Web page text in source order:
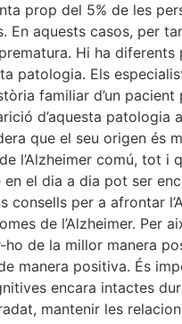
prop del 5% de les
aquests casos, per
Hi ha
patologia. Els
familiar d’un
d’aquesta
que el seu origen
l’Alzheimer comú, tot
el dia a dia pot ser
consells per a afrontar
de l’Alzheimer.
de la millor manera
manera positiva. És
encara intactes
mantenir les